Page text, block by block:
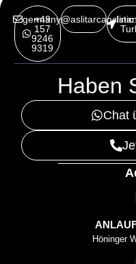
+49
157
9246
9319
Haben
Chat
Höninger